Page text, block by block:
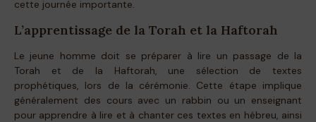
cette journée importante.
L’apprentissage de la Torah et la Haftorah
Le jeune homme doit se préparer à lire un passage de la
Torah et de la Haftorah, une sélection de textes
prophétiques, lors de la cérémonie. Cette étape implique
généralement des cours avec un rabbin ou un enseignant
pour apprendre à lire et à chanter ces textes en hébreu, ainsi